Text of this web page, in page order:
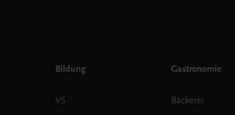
Bildung
VS
Gastronomie
Bäckerei